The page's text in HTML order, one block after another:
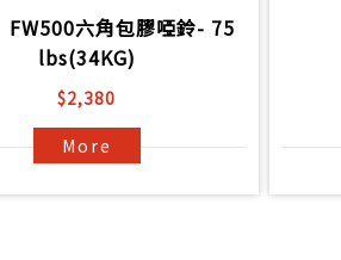
FW500六角包膠啞鈴- 75
lbs(34KG)
$2,380
More